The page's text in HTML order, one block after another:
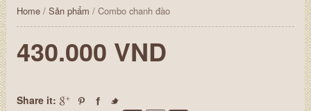
Home/ Sản phẩm / Combo chanh đào
430.000 VND
Share it: